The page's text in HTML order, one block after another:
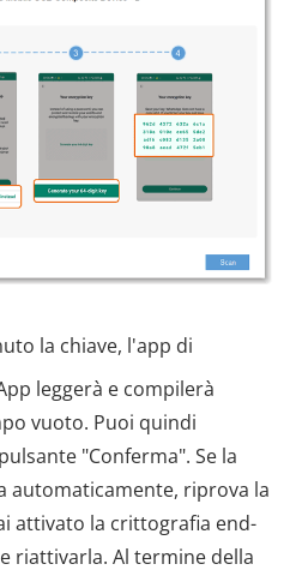
la chiave, l'app di
leggerà e compilerà
vuoto. Puoi quindi
"Conferma". Se la
automaticamente, riprova la
attivato la crittografia end-
riattivarla. Al termine della